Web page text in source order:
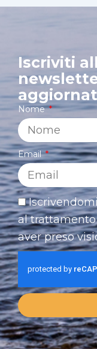
Iscriviti
Nome
Email
al
aver preso